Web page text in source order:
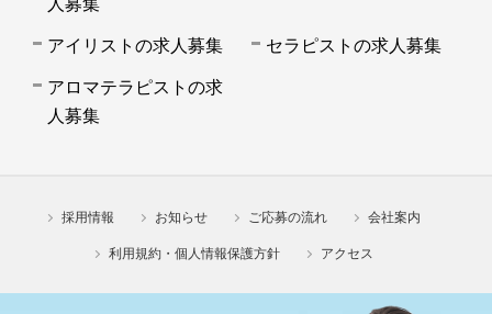
人募集
アイリストの求人募集 セラピストの求人募集
アロマテラピストの求
人募集
採用情報 お知らせ ご応募の流れ 会社案内
利用規約・個人情報保護方針 アクセス